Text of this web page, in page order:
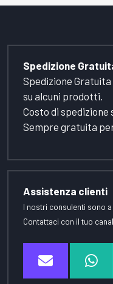
Spedizione
Spedizione
su alcuni prodotti.
Costo di spedizione
Sempre gratuita
Assistenza clienti
I nostri consulenti sono
Contattaci con il tuo